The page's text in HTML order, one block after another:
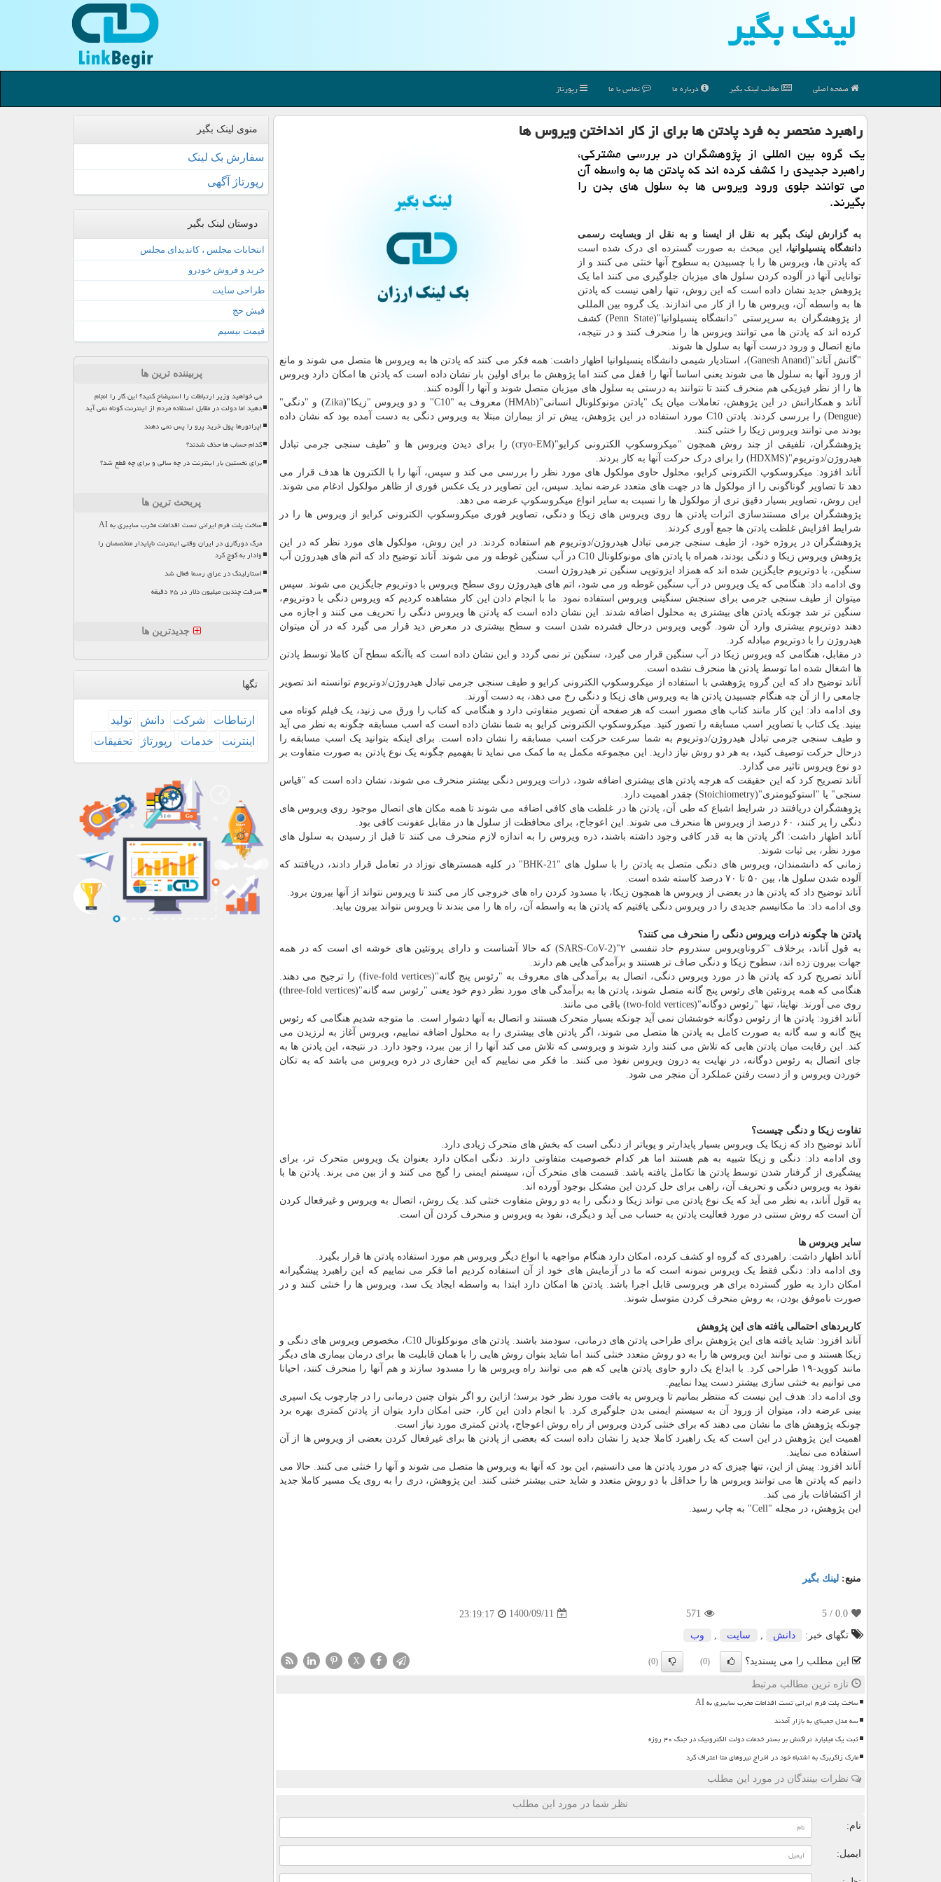
لینك بگیر
صفحه اصلی مطالب لینك بگیر درباره ما تماس با ما رپورتاژ
راهبرد منحصر به فرد پادتن ها برای از کار انداختن ویروس ها
یک گروه بین المللی از پژوهشگران در بررسی مشترکی،
راهبرد جدیدی را کشف کرده اند که پادتن ها به واسطه آن
می توانند جلوی ورود ویروس ها به سلول های بدن را
بگیرند.
به گزارش لینک بگیر به نقل از ایسنا و به نقل از وبسایت رسمی
دانشگاه پنسیلوانیا،
این مبحث به صورت گسترده ای درک شده است
که پادتن ها، ویروس ها را با چسبیدن به سطوح آنها خنثی می کنند و از
توانایی آنها در آلوده کردن سلول های میزبان جلوگیری می کنند اما یک
پژوهش جدید نشان داده است که این روش، تنها راهی نیست که پادتن
ها به واسطه آن، ویروس ها را از کار می اندازند. یک گروه بین المللی
از پژوهشگران به سرپرستی "دانشگاه پنسیلوانیا"(Penn State) کشف
کرده اند که پادتن ها می توانند ویروس ها را منحرف کنند و در نتیجه،
مانع اتصال و ورود درست آنها به سلول ها شوند.
"گانش آناند"(Ganesh Anand)، استادیار شیمی دانشگاه پنسیلوانیا اظهار داشت: همه فکر می کنند که پادتن ها به ویروس ها متصل می شوند و مانع
از ورود آنها به سلول ها می شوند یعنی اساسا آنها را قفل می کنند اما پژوهش ما برای اولین بار نشان داده است که پادتن ها امکان دارد ویروس
ها را از نظر فیزیکی هم منحرف کنند تا نتوانند به درستی به سلول های میزبان متصل شوند و آنها را آلوده کنند.
آناند و همکارانش در این پژوهش، تعاملات میان یک "پادتن مونوکلونال انسانی"(HMAb) معروف به "C10" و دو ویروس "زیکا"(Zika) و "دنگی"
(Dengue) را بررسی کردند. پادتن C10 مورد استفاده در این پژوهش، پیش تر از بیماران مبتلا به ویروس دنگی به دست آمده بود که نشان داده
بودند می توانند ویروس زیکا را خنثی کنند.
پژوهشگران، تلفیقی از چند روش همچون "میکروسکوپ الکترونی کرایو"(cryo-EM) را برای دیدن ویروس ها و "طیف سنجی جرمی تبادل
هیدروژن/دوتریوم"(HDXMS) را برای درک حرکت آنها به کار بردند.
آناند افزود: میکروسکوپ الکترونی کرایو، محلول حاوی مولکول های مورد نظر را بررسی می کند و سپس، آنها را با الکترون ها هدف قرار می
دهد تا تصاویر گوناگونی را از مولکول ها در جهت های متعدد عرضه نماید. سپس، این تصاویر در یک عکس فوری از ظاهر مولکول ادغام می شوند.
این روش، تصاویر بسیار دقیق تری از مولکول ها را نسبت به سایر انواع میکروسکوپ عرضه می دهد.
پژوهشگران برای مستندسازی اثرات پادتن ها روی ویروس های زیکا و دنگی، تصاویر فوری میکروسکوپ الکترونی کرایو از ویروس ها را در
شرایط افزایش غلظت پادتن ها جمع آوری کردند.
پژوهشگران در پروژه خود، از طیف سنجی جرمی تبادل هیدروژن/دوتریوم هم استفاده کردند. در این روش، مولکول های مورد نظر که در این
پژوهش ویروس زیکا و دنگی بودند، همراه با پادتن های مونوکلونال C10 در آب سنگین غوطه ور می شوند. آناند توضیح داد که اتم های هیدروژن آب
سنگین، با دوتریوم جایگزین شده اند که همزاد ایزوتوپی سنگین تر هیدروژن است.
وی ادامه داد: هنگامی که یک ویروس در آب سنگین غوطه ور می شود، اتم های هیدروژن روی سطح ویروس با دوتریوم جایگزین می شوند. سپس
میتوان از طیف سنجی جرمی برای سنجش سنگینی ویروس استفاده نمود. ما با انجام دادن این کار مشاهده کردیم که ویروس دنگی با دوتریوم،
سنگین تر شد چونکه پادتن های بیشتری به محلول اضافه شدند. این نشان داده است که پادتن ها ویروس دنگی را تحریف می کنند و اجازه می
دهند دوتریوم بیشتری وارد آن شود. گویی ویروس درحال فشرده شدن است و سطح بیشتری در معرض دید قرار می گیرد که در آن میتوان
هیدروژن را با دوتریوم مبادله کرد.
در مقابل، هنگامی که ویروس زیکا در آب سنگین قرار می گیرد، سنگین تر نمی گردد و این نشان داده است که باآنکه سطح آن کاملا توسط پادتن
ها اشغال شده اما توسط پادتن ها منحرف نشده است.
آناند توضیح داد که این گروه پژوهشی با استفاده از میکروسکوپ الکترونی کرایو و طیف سنجی جرمی تبادل هیدروژن/دوتریوم توانسته اند تصویر
جامعی را از آن چه هنگام چسبیدن پادتن ها به ویروس های زیکا و دنگی رخ می دهد، به دست آورند.
وی ادامه داد: این کار مانند کتاب های مصور است که هر صفحه آن تصویر متفاوتی دارد و هنگامی که کتاب را ورق می زنید، یک فیلم کوتاه می
بینید. یک کتاب با تصاویر اسب مسابقه را تصور کنید. میکروسکوپ الکترونی کرایو به شما نشان داده است که اسب مسابقه چگونه به نظر می آید
و طیف سنجی جرمی تبادل هیدروژن/دوتریوم به شما سرعت حرکت اسب مسابقه را نشان داده است. برای اینکه بتوانید یک اسب مسابقه را
درحال حرکت توصیف کنید، به هر دو روش نیاز دارید. این مجموعه مکمل به ما کمک می نماید تا بفهمیم چگونه یک نوع پادتن به صورت متفاوت بر
دو نوع ویروس تاثیر می گذارد.
آناند تصریح کرد که این حقیقت که هرچه پادتن های بیشتری اضافه شود، ذرات ویروس دنگی بیشتر منحرف می شوند، نشان داده است که "قیاس
سنجی" یا "استوکیومتری"(Stoichiometry) چقدر اهمیت دارد.
پژوهشگران دریافتند در شرایط اشباع که طی آن، پادتن ها در غلظت های کافی اضافه می شوند تا همه مکان های اتصال موجود روی ویروس های
دنگی را پر کنند، ۶۰ درصد از ویروس ها منحرف می شوند. این اعوجاج، برای محافظت از سلول ها در مقابل عفونت کافی بود.
آناند اظهار داشت: اگر پادتن ها به قدر کافی وجود داشته باشند، ذره ویروس را به اندازه لازم منحرف می کنند تا قبل از رسیدن به سلول های
مورد نظر، بی ثبات شوند.
زمانی که دانشمندان، ویروس های دنگی متصل به پادتن را با سلول های "BHK-21" در کلیه همسترهای نوزاد در تعامل قرار دادند، دریافتند که
آلوده شدن سلول ها، بین ۵۰ تا ۷۰ درصد کاسته شده است.
آناند توضیح داد که پادتن ها در بعضی از ویروس ها همچون زیکا، با مسدود کردن راه های خروجی کار می کنند تا ویروس نتواند از آنها بیرون برود.
وی ادامه داد: ما مکانیسم جدیدی را در ویروس دنگی یافتیم که پادتن ها به واسطه آن، راه ها را می بندند تا ویروس نتواند بیرون بیاید.
پادتن ها چگونه ذرات ویروس دنگی را منحرف می کنند؟
به قول آناند، برخلاف "کروناویروس سندروم حاد تنفسی ۲"(SARS-CoV-2) که حالا آشناست و دارای پروتئین های خوشه ای است که در همه
جهات بیرون زده اند، سطوح زیکا و دنگی صاف تر هستند و برآمدگی هایی هم دارند.
آناند تصریح کرد که پادتن ها در مورد ویروس دنگی، اتصال به برآمدگی های معروف به "رئوس پنج گانه"(five-fold vertices) را ترجیح می دهند.
هنگامی که همه پروتئین های رئوس پنج گانه متصل شوند، پادتن ها به برآمدگی های مورد نظر دوم خود یعنی "رئوس سه گانه"(three-fold vertices)
روی می آورند. نهایتا، تنها "رئوس دوگانه"(two-fold vertices) باقی می مانند.
آناند افزود: پادتن ها از رئوس دوگانه خوششان نمی آید چونکه بسیار متحرک هستند و اتصال به آنها دشوار است. ما متوجه شدیم هنگامی که رئوس
پنج گانه و سه گانه به صورت کامل به پادتن ها متصل می شوند، اگر پادتن های بیشتری را به محلول اضافه نماییم، ویروس آغاز به لرزیدن می
کند. این رقابت میان پادتن هایی که تلاش می کنند وارد شوند و ویروسی که تلاش می کند آنها را از بین ببرد، وجود دارد. در نتیجه، این پادتن ها به
جای اتصال به رئوس دوگانه، در نهایت به درون ویروس نفوذ می کنند. ما فکر می نماییم که این حفاری در ذره ویروس می باشد که به تکان
خوردن ویروس و از دست رفتن عملکرد آن منجر می شود.
تفاوت زیکا و دنگی چیست؟
آناند توضیح داد که زیکا یک ویروس بسیار پایدارتر و پویاتر از دنگی است که بخش های متحرک زیادی دارد.
وی ادامه داد: دنگی و زیکا شبیه به هم هستند اما هر کدام خصوصیت متفاوتی دارند. دنگی امکان دارد بعنوان یک ویروس متحرک تر، برای
پیشگیری از گرفتار شدن توسط پادتن ها تکامل یافته باشد. قسمت های متحرک آن، سیستم ایمنی را گیج می کنند و از بین می برند. پادتن ها با
نفوذ به ویروس دنگی و تحریف آن، راهی برای حل کردن این مشکل بوجود آورده اند.
به قول آناند، به نظر می آید که یک نوع پادتن می تواند زیکا و دنگی را به دو روش متفاوت خنثی کند. یک روش، اتصال به ویروس و غیرفعال کردن
آن است که روش سنتی در مورد فعالیت پادتن به حساب می آید و دیگری، نفوذ به ویروس و منحرف کردن آن است.
سایر ویروس ها
آناند اظهار داشت: راهبردی که گروه او کشف کرده، امکان دارد هنگام مواجهه با انواع دیگر ویروس هم مورد استفاده پادتن ها قرار بگیرد.
وی ادامه داد: دنگی فقط یک ویروس نمونه است که ما در آزمایش های خود از آن استفاده کردیم اما فکر می نماییم که این راهبرد پیشگیرانه
امکان دارد به طور گسترده برای هر ویروسی قابل اجرا باشد. پادتن ها امکان دارد ابتدا به واسطه ایجاد یک سد، ویروس ها را خنثی کنند و در
صورت ناموفق بودن، به روش منحرف کردن متوسل شوند.
کاربردهای احتمالی یافته های این پژوهش
آناند افزود: شاید یافته های این پژوهش برای طراحی پادتن های درمانی، سودمند باشند. پادتن های مونوکلونال C10، مخصوص ویروس های دنگی و
زیکا هستند و می توانند این ویروس ها را به دو روش متعدد خنثی کنند اما شاید بتوان روش هایی را با همان قابلیت ها برای درمان بیماری های دیگر
مانند کووید-۱۹ طراحی کرد. با ابداع یک دارو حاوی پادتن هایی که هم می توانند راه ویروس ها را مسدود سازند و هم آنها را منحرف کنند، احیانا
می توانیم به خنثی سازی بیشتر دست پیدا نماییم.
وی ادامه داد: هدف این نیست که منتظر بمانیم تا ویروس به بافت مورد نظر خود برسد؛ ازاین رو اگر بتوان چنین درمانی را در چارچوب یک اسپری
بینی عرضه داد، میتوان از ورود آن به سیستم ایمنی بدن جلوگیری کرد. با انجام دادن این کار، حتی امکان دارد بتوان از پادتن کمتری بهره برد
چونکه پژوهش های ما نشان می دهند که برای خنثی کردن ویروس از راه روش اعوجاج، پادتن کمتری مورد نیاز است.
اهمیت این پژوهش در این است که یک راهبرد کاملا جدید را نشان داده است که بعضی از پادتن ها برای غیرفعال کردن بعضی از ویروس ها از آن
استفاده می نمایند.
آناند افزود: پیش از این، تنها چیزی که در مورد پادتن ها می دانستیم، این بود که آنها به ویروس ها متصل می شوند و آنها را خنثی می کنند. حالا می
دانیم که پادتن ها می توانند ویروس ها را حداقل با دو روش متعدد و شاید حتی بیشتر خنثی کنند. این پژوهش، دری را به روی یک مسیر کاملا جدید
از اکتشافات باز می کند.
این پژوهش، در مجله "Cell" به چاپ رسید.
منبع: لینك بگیر
0.0
/ 5
571
1400/09/11
23:19:17
تگهای خبر:
دانش سایت وب
این مطلب را می پسندید؟ (0)
(0)
X
تازه ترین مطالب مرتبط
ساخت پلت فرم ایرانی تست اقدامات مخرب سایبری به AI
سه مدل جمینای به بازار آمدند
ثبت یک میلیارد تراکنش بر بستر خدمات دولت الکترونیک در جنگ ۴۰ روزه
مارک زاکربرگ به اشتباه خود در اخراج نیروهای متا اعتراف کرد
نظرات بینندگان در مورد این مطلب
نظر شما در مورد این مطلب
نام:
ایمیل:
منوی لینک بگیر
سفارش بک لینک
رپورتاژ آگهی
دوستان لینک بگیر
انتخابات مجلس ، کاندیدای مجلس
خرید و فروش خودرو
طراحی سایت
فیش حج
قیمت بیسیم
پربیننده ترین ها
می خواهید وزیر ارتباطات را استیضاح کنید؟ این کار را انجام
دهید اما دولت در مقابل استفاده مردم از اینترنت کوتاه نمی آید
اپراتورها پول خرید پرو را پس نمی دهند
کدام حساب ها حذف شدند؟
برای نخستین بار اینترنت در چه سالی و برای چه قطع شد؟
پربحث ترین ها
ساخت پلت فرم ایرانی تست اقدامات مخرب سایبری به AI
مرگ دورکاری در ایران وقتی اینترنت ناپایدار متخصصان را
وادار به کوچ کرد
استارلینک در عراق رسما فعال شد
سرقت چندین میلیون دلار در ۲۵ دقیقه
جدیدترین ها
تگها
ارتباطات شركت دانش
تولید
اینترنت
خدمات رپورتاژ تحقیقات